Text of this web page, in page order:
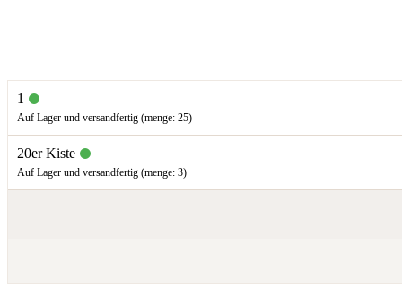
1
Auf Lager und versandfertig (menge: 25)
20er Kiste
Auf Lager und versandfertig (menge: 3)